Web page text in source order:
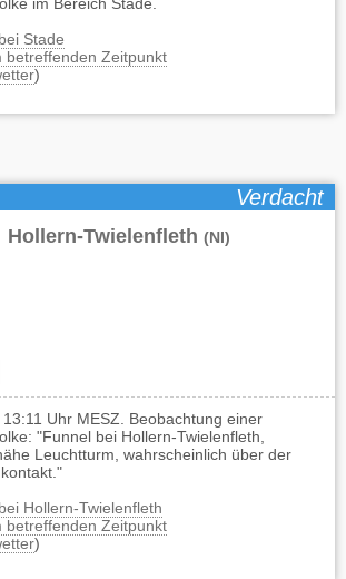
Stade
betreffenden Zeitpunkt
)
Verdacht
Hollern-Twielenfleth (NI)
Uhr MESZ. Beobachtung einer
"Funnel bei Hollern-Twielenfleth,
Leuchtturm, wahrscheinlich über der
Hollern-Twielenfleth
betreffenden Zeitpunkt
)